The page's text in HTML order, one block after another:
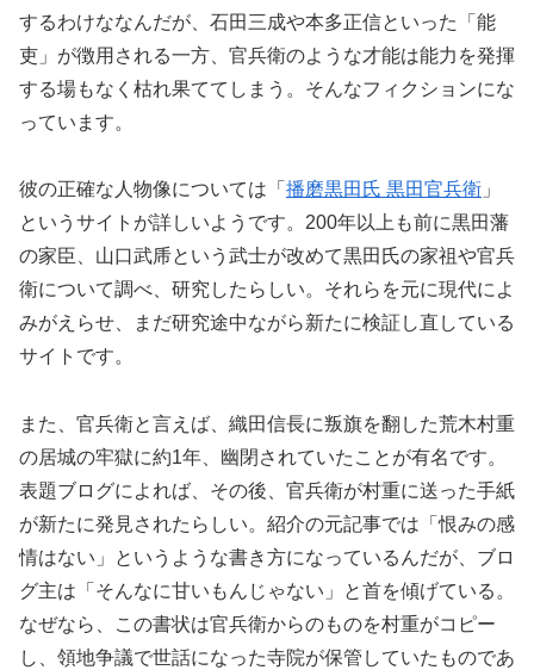
するわけななんだが、石田三成や本多正信といった「能
吏」が徴用される一方、官兵衛のような才能は能力を発揮
する場もなく枯れ果ててしまう。そんなフィクションにな
っています。
彼の正確な人物像については「 播磨黒田氏 黒田官兵衛 」
というサイトが詳しいようです。200年以上も前に黒田藩
の家臣、山口武乕という武士が改めて黒田氏の家祖や官兵
衛について調べ、研究したらしい。それらを元に現代によ
みがえらせ、まだ研究途中ながら新たに検証し直している
サイトです。
また、官兵衛と言えば、織田信長に叛旗を翻した荒木村重
の居城の牢獄に約1年、幽閉されていたことが有名です。
表題ブログによれば、その後、官兵衛が村重に送った手紙
が新たに発見されたらしい。紹介の元記事では「恨みの感
情はない」というような書き方になっているんだが、ブロ
グ主は「そんなに甘いもんじゃない」と首を傾げている。
なぜなら、この書状は官兵衛からのものを村重がコピー
し、領地争議で世話になった寺院が保管していたものであ